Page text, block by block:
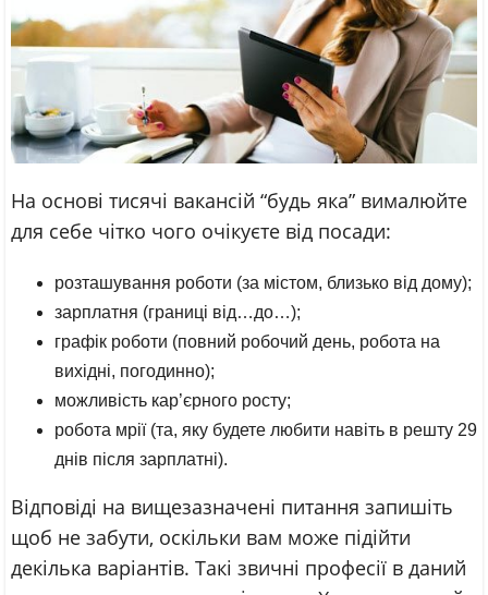
На основі тисячі вакансій “будь яка” вималюйте
для себе чітко чого очікуєте від посади:
розташування роботи (за містом, близько від дому);
зарплатня (границі від…до…);
графік роботи (повний робочий день, робота на
вихідні, погодинно);
можливість кар’єрного росту;
робота мрії (та, яку будете любити навіть в решту 29
днів після зарплатні).
Відповіді на вищезазначені питання запишіть
щоб не забути, оскільки вам може підійти
декілька варіантів. Такі звичні професії в даний